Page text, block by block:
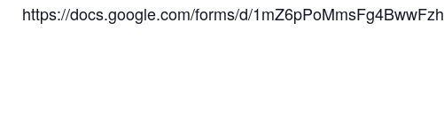
https://docs.google.com/forms/d/